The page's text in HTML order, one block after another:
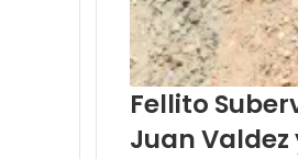
Fellito
Juan Valdez